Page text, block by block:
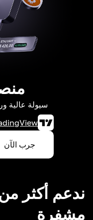
سيولة عالية ورسوم
جرب الآن
مشفرة